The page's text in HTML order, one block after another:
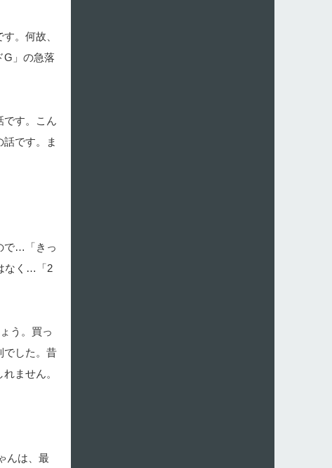
。何故、
G」の急落
です。こん
です。ま
で…「きっ
なく…「2
う。買っ
でした。昔
ません。
んは、最